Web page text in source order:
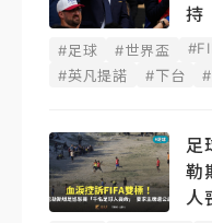
持
#足球 #世界盃
#英凡提諾
#下台
足
勒
人